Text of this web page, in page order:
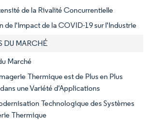
de la Rivalité Concurrentielle
de l'Impact de la COVID-19 sur l'Industrie
DU MARCHÉ
Marché
Thermique est de Plus en Plus
une Variété d'Applications
Technologique des Systèmes
Thermique